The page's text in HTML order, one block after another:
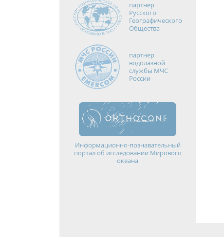
партнер
Русского
Географического
Общества
партнер
водолазной
службы МЧС
России
Информационно-познавательный
портал об исследовании Мирового
океана